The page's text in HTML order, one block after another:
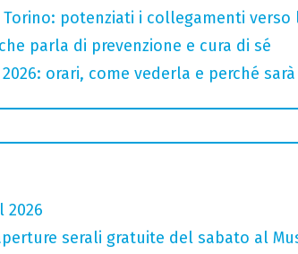
Torino: potenziati i collegamenti
parla di prevenzione e cura di sé
orari, come vederla e perché
2026
serali gratuite del sabato al